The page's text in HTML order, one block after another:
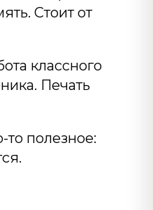
Стоит от
классного
Печать
то полезное: